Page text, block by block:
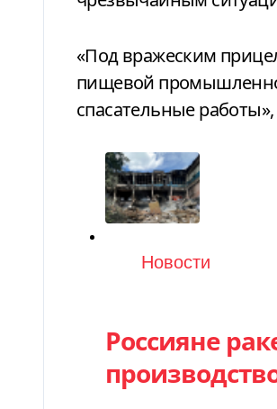
«Под вражеским
пищевой
спасательные
Категория
Новости
Россияне